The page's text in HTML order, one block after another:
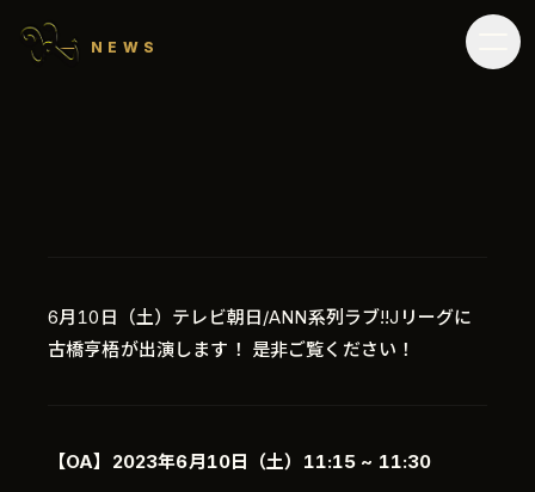
NEWS
6月10日（土）テレビ朝日/ANN系列ラブ!!Jリーグに
古橋亨梧が出演します！ 是非ご覧ください！
【OA】2023年6月10日（土）11:15 ~ 11:30